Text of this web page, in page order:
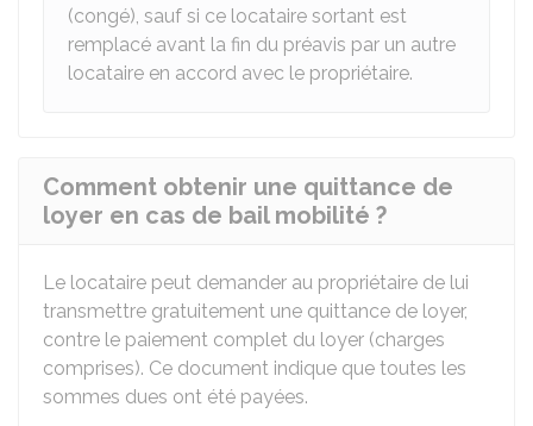
(congé), sauf si ce locataire sortant est
remplacé avant la fin du préavis par un autre
locataire en accord avec le propriétaire.
Comment obtenir une quittance de
loyer en cas de bail mobilité ?
Le locataire peut demander au propriétaire de lui
transmettre gratuitement une quittance de loyer,
contre le paiement complet du loyer (charges
comprises). Ce document indique que toutes les
sommes dues ont été payées.